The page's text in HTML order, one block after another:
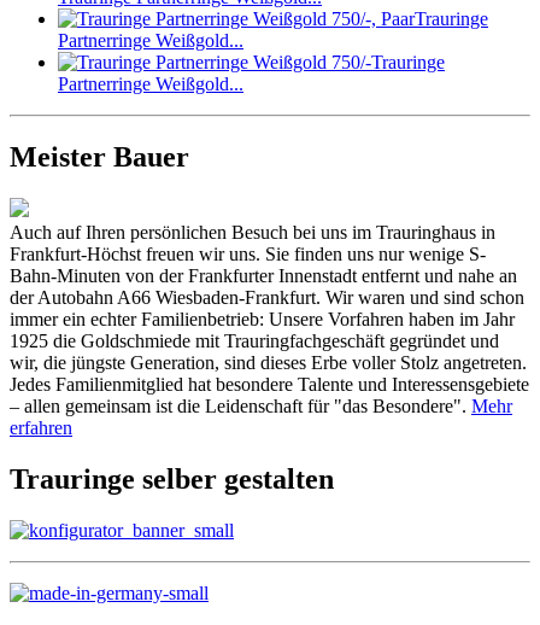
Trauringe
Partnerringe Weißgold...
Trauringe
Partnerringe Weißgold...
Meister Bauer
Auch auf Ihren persönlichen Besuch bei uns im Trauringhaus in
Frankfurt-Höchst freuen wir uns. Sie finden uns nur wenige S-
Bahn-Minuten von der Frankfurter Innenstadt entfernt und nahe an
der Autobahn A66 Wiesbaden-Frankfurt. Wir waren und sind schon
immer ein echter Familienbetrieb: Unsere Vorfahren haben im Jahr
1925 die Goldschmiede mit Trauringfachgeschäft gegründet und
wir, die jüngste Generation, sind dieses Erbe voller Stolz angetreten.
Jedes Familienmitglied hat besondere Talente und Interessensgebiete
– allen gemeinsam ist die Leidenschaft für "das Besondere". Mehr
erfahren
Trauringe selber gestalten